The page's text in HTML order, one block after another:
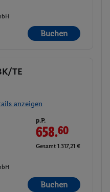
Buchen
TE
anzeigen
p.P.
658.60
Gesamt 1.317,21 €
Buchen